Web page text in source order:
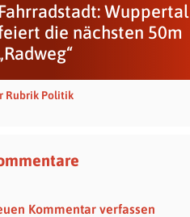
Fahrradstadt: Wuppertal
die nächsten 50m
Rubrik Politik
Kommentar verfassen